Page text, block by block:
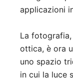
applicazioni
La
ottica, è ora
uno spazio
in cui la luce